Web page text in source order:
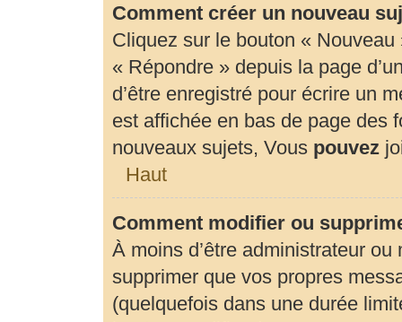
Comment créer un nouveau
Cliquez sur le bouton « Nouveau
« Répondre » depuis la page
d’être enregistré pour écrire un
est affichée en bas de page des
nouveaux sujets, Vous pouvez
Haut
Comment modifier ou
À moins d’être administrateur
supprimer que vos propres
(quelquefois dans une durée